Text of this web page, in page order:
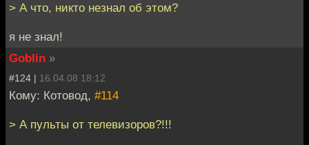
> А что, никто незнал об этом?
я не знал!
Goblin »
#124 | 16.04.08 18:12
Кому: Котовод, #114
> А пульты от телевизоров?!!!